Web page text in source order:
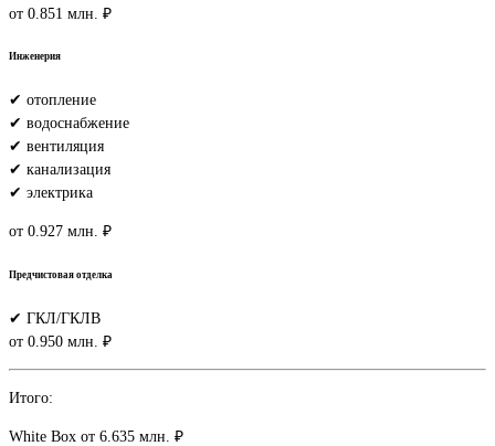
от 0.851 млн. ₽
Инженерия
✔ отопление
✔ водоснабжение
✔ вентиляция
✔ канализация
✔ электрика
от 0.927 млн. ₽
Предчистовая отделка
✔ ГКЛ/ГКЛВ
от 0.950 млн. ₽
Итого:
White Box от 6.635 млн. ₽